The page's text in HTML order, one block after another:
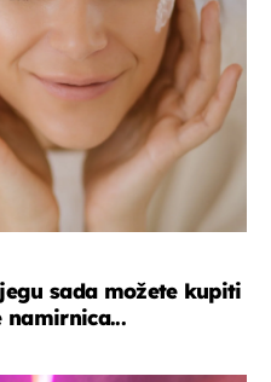
sada možete kupiti
namirnica...